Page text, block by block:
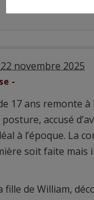
22 novembre 2025
-
17 ans remonte
accusé
à l’époque. La
soit faite
fille de William,